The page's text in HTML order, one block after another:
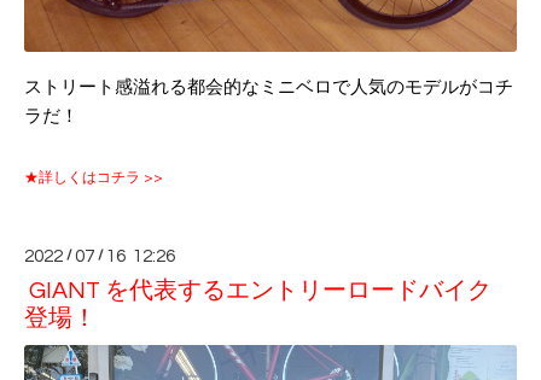
ストリート感溢れる都会的なミニベロで人気のモデルがコチ
ラだ！
★詳しくはコチラ >>
2022 /07 / 16 12:26
GIANT を代表するエントリーロードバイク
登場！